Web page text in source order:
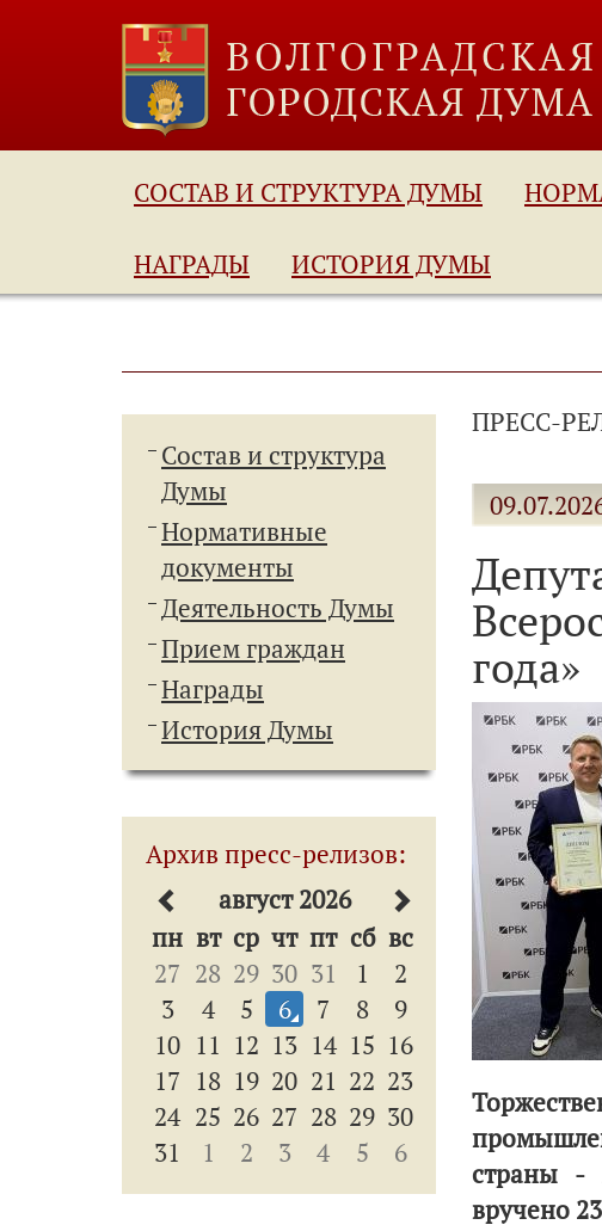
СОСТАВ И СТРУКТУРА ДУМЫ
НАГРАДЫ ИСТОРИЯ ДУМЫ
Состав и структура
Думы
Нормативные
документы
Деятельность Думы
Прием граждан
Награды
История Думы
Архив пресс-релизов:
август 2026
пн вт ср чт пт сб вс
27 28 29 30 31 1
2
3
4 5 6 7 8
9
10 11 12 13 14 15 16
17 18 19 20 21 22 23
24 25 26 27 28 29 30
31
1 2 3 4 5 6
ПРЕСС-
года»
страны -
вручено